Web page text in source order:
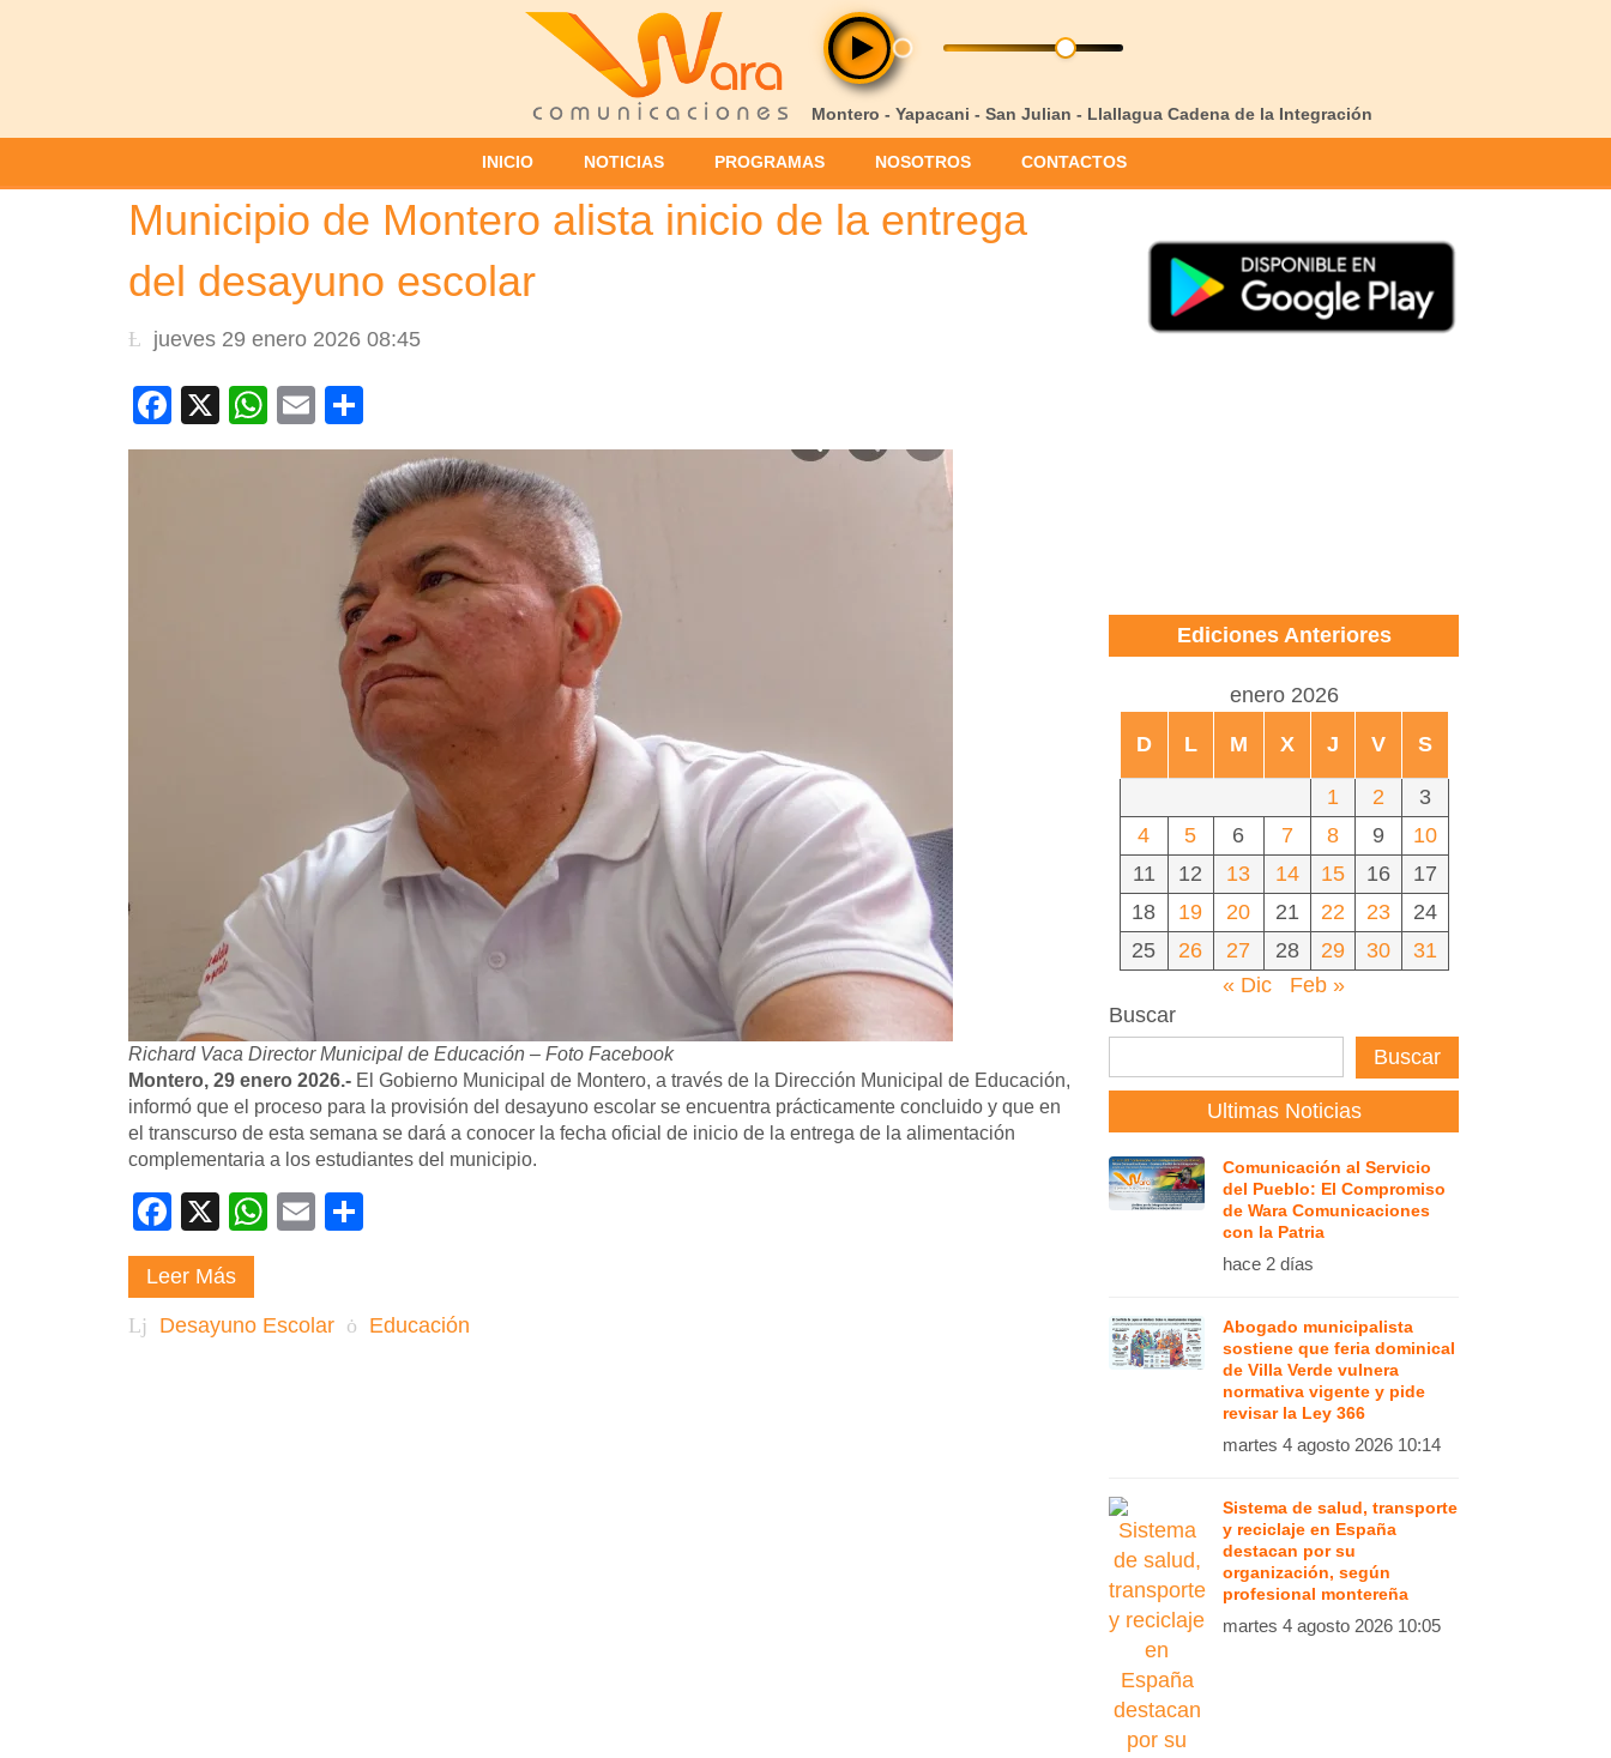
Montero - Yapacani - San Julian - Llallagua Cadena de la Integración
INICIO NOTICIAS PROGRAMAS NOSOTROS CONTACTOS
Municipio de Montero alista inicio de la entrega
del desayuno escolar
jueves 29 enero 2026 08:45
Facebook
X WhatsApp
Email
Richard Vaca Director Municipal de Educación – Foto Facebook
Montero, 29 enero 2026.- El Gobierno Municipal de Montero, a través de la Dirección Municipal de Educación,
informó que el proceso para la provisión del desayuno escolar se encuentra prácticamente concluido y que en
el transcurso de esta semana se dará a conocer la fecha oficial de inicio de la entrega de la alimentación
complementaria a los estudiantes del municipio.
Facebook
X WhatsApp
Email
Leer Más
Desayuno Escolar Educación
Ediciones Anteriores
enero 2026
D L M X J V S
1 2
3
4
5 6 7 8 9
10
11
12 13 14 15 16
17
18
19 20 21 22 23
24
25
26 27 28 29 30
31
« Dic
Feb »
Buscar
Buscar
Ultimas Noticias
Comunicación al Servicio
del Pueblo: El Compromiso
de Wara Comunicaciones
con la Patria
hace 2 días
Abogado municipalista
sostiene que feria dominical
de Villa Verde vulnera
normativa vigente y pide
revisar la Ley 366
martes 4 agosto 2026 10:14
Sistema de salud, transporte
y reciclaje en España
destacan por su
organización, según
profesional montereña
martes 4 agosto 2026 10:05